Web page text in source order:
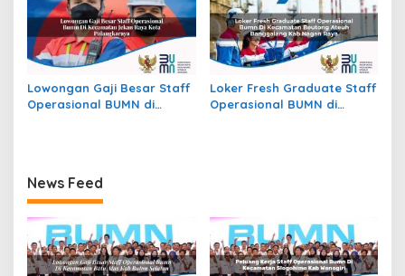
Lowongan Gaji Besar Staff
Operasional BUMN di
Loker Fresh Graduate Staff
Operasional BUMN di
News Feed